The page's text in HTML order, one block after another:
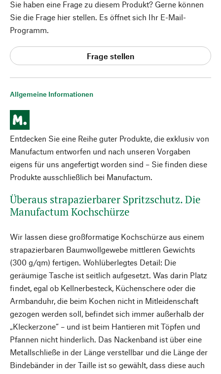
Allgemeine Informationen
Entdecken Sie eine Reihe guter Produkte, die exklusiv von
Manufactum entworfen und nach unseren Vorgaben
eigens für uns angefertigt worden sind – Sie finden diese
Produkte ausschließlich bei Manufactum.
Überaus strapazierbarer Spritzschutz. Die
Manufactum Kochschürze
Wir lassen diese großformatige Kochschürze aus einem
strapazierbaren Baumwollgewebe mittleren Gewichts
(300 g/qm) fertigen. Wohlüberlegtes Detail: Die
geräumige Tasche ist seitlich aufgesetzt. Was darin Platz
findet, egal ob Kellnerbesteck, Küchenschere oder die
Armbanduhr, die beim Kochen nicht in Mitleidenschaft
gezogen werden soll, befindet sich immer außerhalb der
„Kleckerzone“ – und ist beim Hantieren mit Töpfen und
Pfannen nicht hinderlich. Das Nackenband ist über eine
Metallschließe in der Länge verstellbar und die Länge der
Bindebänder in der Taille ist so gewählt, dass diese auch
Sie haben eine Frage zu diesem Produkt? Gerne können
Sie die Frage hier stellen. Es öffnet sich Ihr E-Mail-
Programm.
Frage stellen